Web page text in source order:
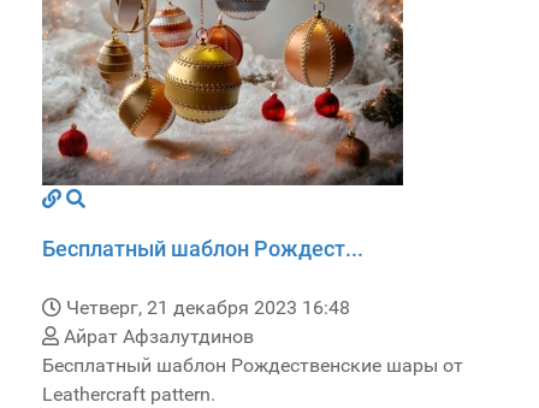
Бесплатный шаблон Рождест...
Четверг, 21 декабря 2023 16:48
Айрат Афзалутдинов
Бесплатный шаблон Рождественские шары от
Leathercraft pattern.